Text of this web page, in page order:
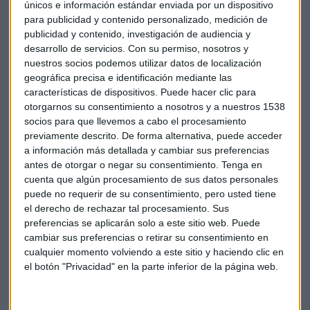
únicos e información estándar enviada por un dispositivo
para publicidad y contenido personalizado, medición de
publicidad y contenido, investigación de audiencia y
desarrollo de servicios. Con su permiso, nosotros y
nuestros socios podemos utilizar datos de localización
geográfica precisa e identificación mediante las
características de dispositivos. Puede hacer clic para
otorgarnos su consentimiento a nosotros y a nuestros 1538
socios para que llevemos a cabo el procesamiento
previamente descrito. De forma alternativa, puede acceder
a información más detallada y cambiar sus preferencias
antes de otorgar o negar su consentimiento. Tenga en
cuenta que algún procesamiento de sus datos personales
puede no requerir de su consentimiento, pero usted tiene
el derecho de rechazar tal procesamiento. Sus
preferencias se aplicarán solo a este sitio web. Puede
cambiar sus preferencias o retirar su consentimiento en
cualquier momento volviendo a este sitio y haciendo clic en
el botón "Privacidad" en la parte inferior de la página web.
compuesto por muchas regiones con mucho poder y cariño
y nosotros nos queremos entre todos los españoles y
tenemos alguna divergencia que, mediante diálogo, se
tendría que solucionar", ha apuntado.
Roig no ha querido entrar más en el tema porque cree que
cuando habla de política suele "meter la pata", ha dicho,
pero ha querido subrayar que España "es un gran país" y se
tendrían que encontrar "las formas de dialogar".
Por otro y preguntado por la importancia del Corredor, ha
reiterado que "lo mejor para España es que, además de una
España radial, haya una circular".